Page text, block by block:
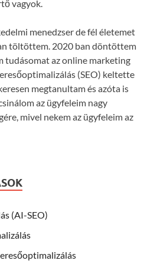
vagyok.
menedzser de fél életemet
töltöttem. 2020 ban döntöttem
tudásomat az online marketing
(SEO) keltette
megtanultam és azóta is
az ügyfeleim nagy
mivel nekem az ügyfeleim az
(AI-SEO)